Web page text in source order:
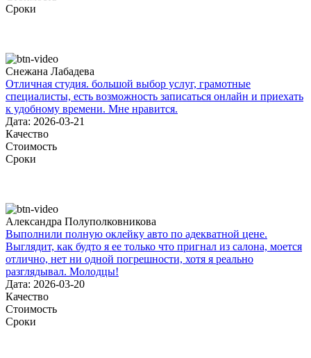
Сроки
Снежана Лабадева
Отличная студия. большой выбор услуг, грамотные
специалисты, есть возможность записаться онлайн и приехать
к удобному времени. Мне нравится.
Дата: 2026-03-21
Качество
Стоимость
Сроки
Александра Полуполковникова
Выполнили полную оклейку авто по адекватной цене.
Выглядит, как будто я ее только что пригнал из салона, моется
отлично, нет ни одной погрешности, хотя я реально
разглядывал. Молодцы!
Дата: 2026-03-20
Качество
Стоимость
Сроки